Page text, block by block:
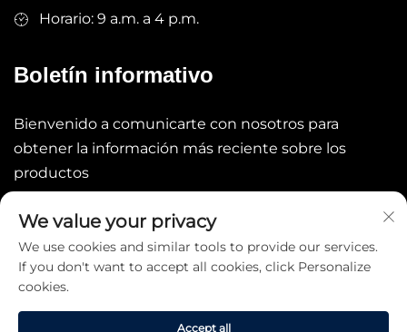
Horario: 9 a.m. a 4 p.m.
Boletín informativo
Bienvenido a comunicarte con nosotros para
obtener la información más reciente sobre los
productos
We value your privacy
We use cookies and similar tools to provide our services.
If you don't want to accept all cookies, click Personalize
cookies.
Accept all